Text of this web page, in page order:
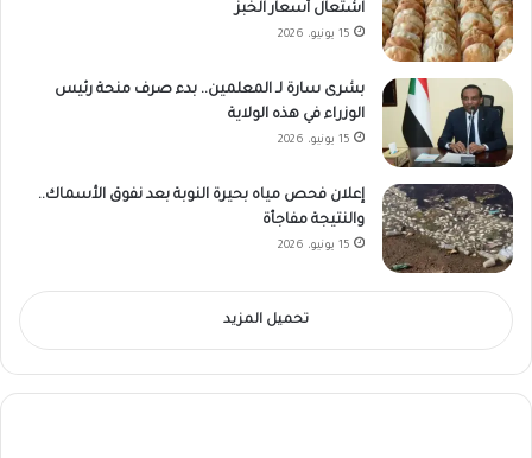
اشتعال أسعار الخبز
15 يونيو، 2026
بشرى سارة لـ المعلمين.. بدء صرف منحة رئيس
الوزراء في هذه الولاية
15 يونيو، 2026
إعلان فحص مياه بحيرة النوبة بعد نفوق الأسماك..
والنتيجة مفاجأة
15 يونيو، 2026
تحميل المزيد